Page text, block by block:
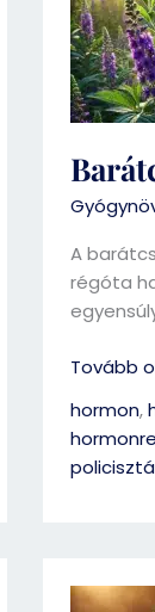
A
régóta
agnus-
castus)
Tovább
hormon,
Damiána